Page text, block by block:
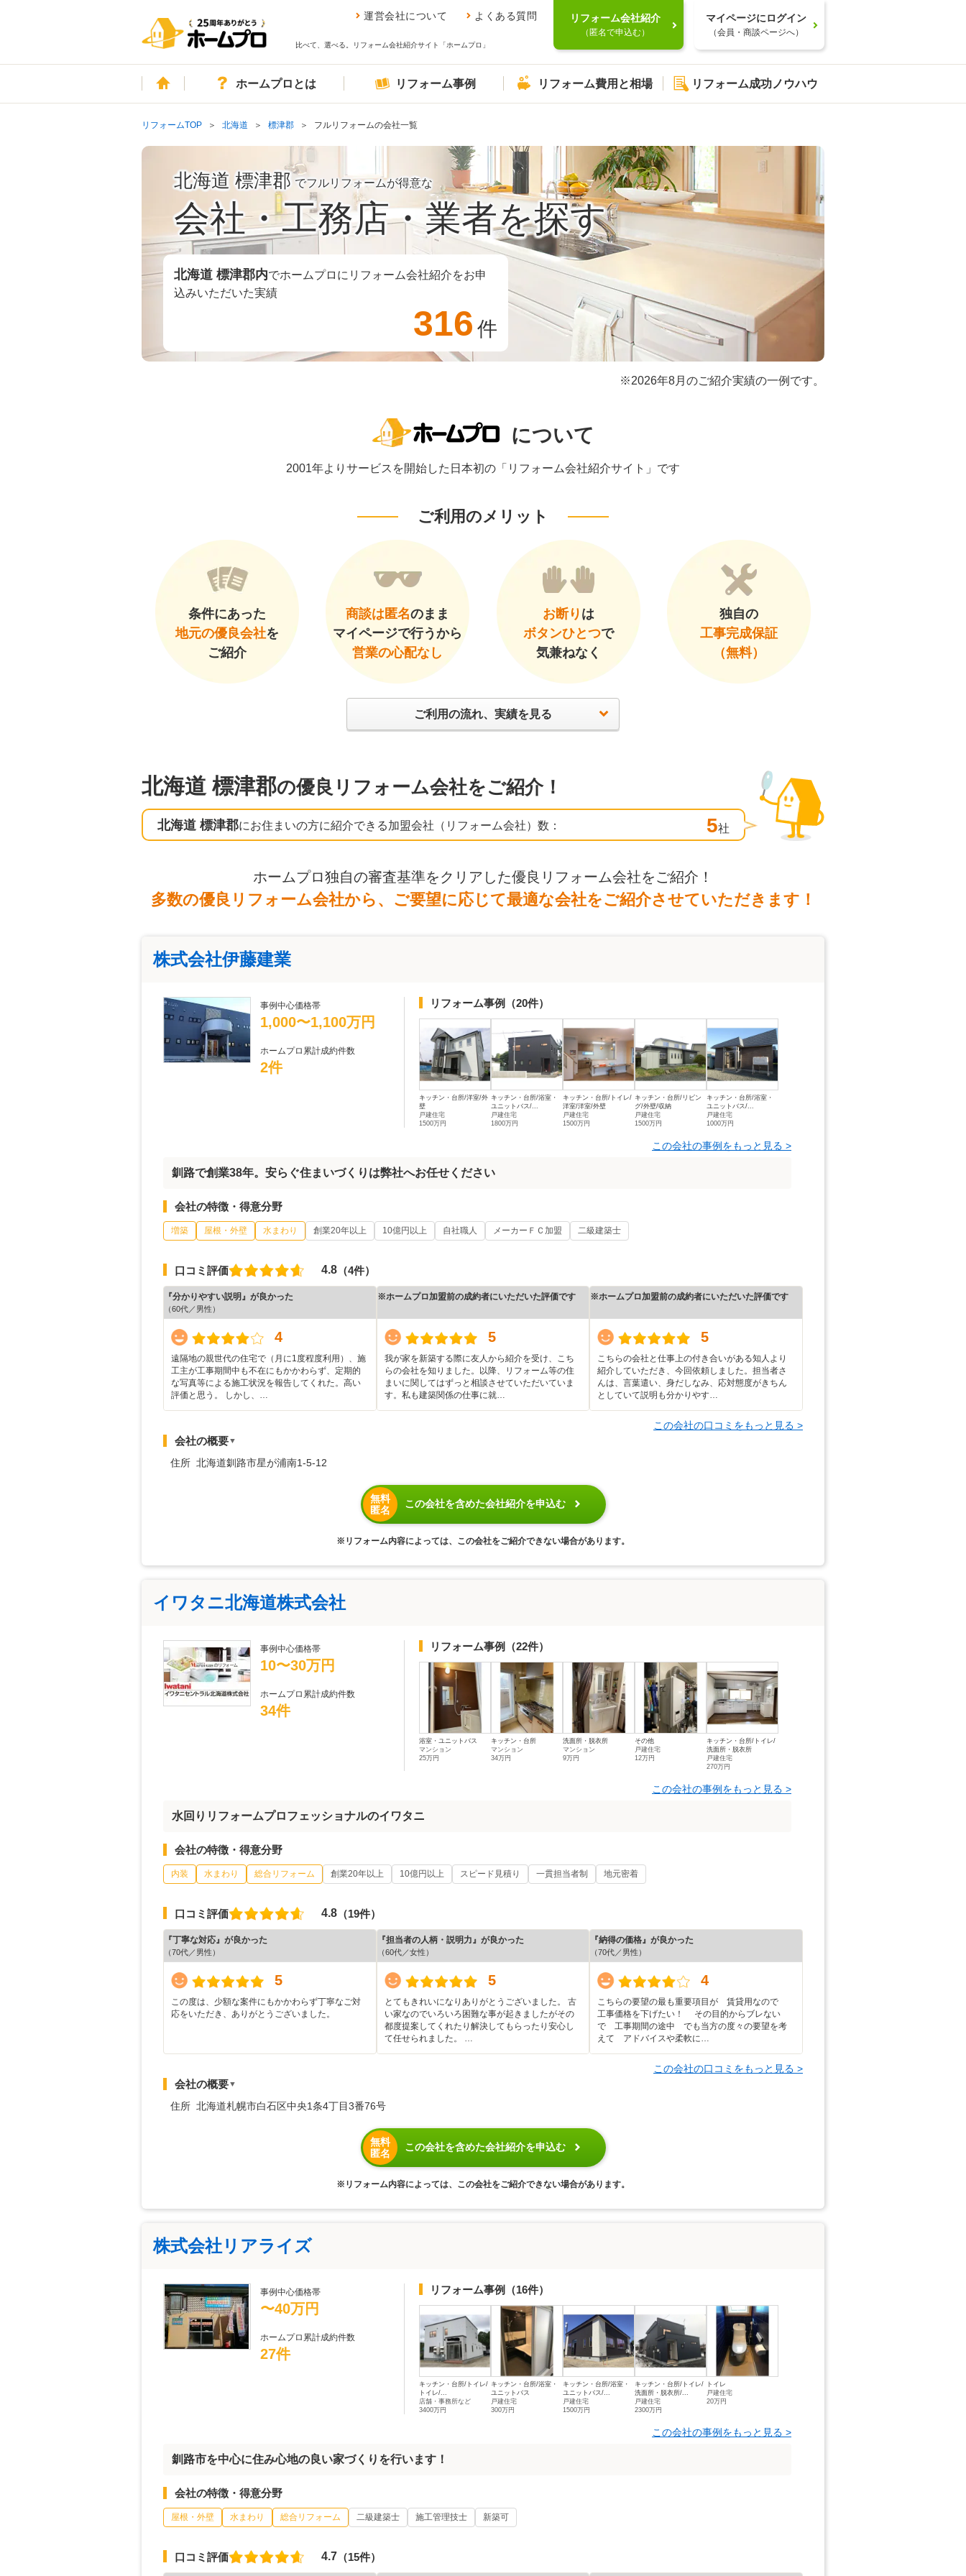
運営会社について よくある質問
比べて、選べる。リフォーム会社紹介サイト「ホームプロ」
リフォーム会社紹介
（匿名で申込む）
マイページにログイン
（会員・商談ページへ）
ホームホームプロとは リフォーム事例 リフォーム費用と相場 リフォーム成功ノウハウ
リフォームTOP 北海道 標津郡 フルリフォームの会社一覧
北海道 標津郡 でフルリフォームが得意な
会社・工務店・業者を探す
北海道 標津郡内でホームプロにリフォーム会社紹介をお申
込みいただいた実績
316 件
※2026年8月のご紹介実績の一例です。
について
2001年よりサービスを開始した日本初の「リフォーム会社紹介サイト」です
ご利用のメリット
条件にあった
地元の優良会社を
ご紹介
商談は匿名のまま
マイページで行うから
営業の心配なし
お断り は
ボタンひとつで
気兼ねなく
独自の
工事完成保証
（無料）
ご利用の流れ、実績を見る
北海道 標津郡の優良リフォーム会社をご紹介！
北海道 標津郡にお住まいの方に紹介できる加盟会社（リフォーム会社）数： 5社
ホームプロ独自の審査基準をクリアした優良リフォーム会社をご紹介！
多数の優良リフォーム会社から、ご要望に応じて最適な会社をご紹介させていただきます！
株式会社伊藤建業
事例中心価格帯
1,000〜1,100万円
ホームプロ累計成約件数
2件
リフォーム事例 （20件）
キッチン・台所/洋室/外
壁
戸建住宅
1500万円
キッチン・台所/浴室・
ユニットバス/...
戸建住宅
1800万円
キッチン・台所/トイレ/
洋室/洋室/外壁
戸建住宅
1500万円
キッチン・台所/リビン
グ/外壁/収納
戸建住宅
1500万円
キッチン・台所/浴室・
ユニットバス/...
戸建住宅
1000万円
この会社の事例をもっと見る >
釧路で創業38年。安らぐ住まいづくりは弊社へお任せください
会社の特徴・得意分野
増築 屋根・外壁 水まわり 創業20年以上 10億円以上 自社職人 メーカーＦＣ加盟 二級建築士
口コミ評価 4.8 （4件）
『分かりやすい説明』が良かった
（60代／男性）
4
遠隔地の親世代の住宅で（月に1度程度利用）、施
工主が工事期間中も不在にもかかわらず、定期的
な写真等による施工状況を報告してくれた。高い
評価と思う。 しかし、…
※ホームプロ加盟前の成約者にいただいた評価です
5
我が家を新築する際に友人から紹介を受け、こち
らの会社を知りました。以降、リフォーム等の住
まいに関してはずっと相談させていただいていま
す。私も建築関係の仕事に就…
※ホームプロ加盟前の成約者にいただいた評価です
5
こちらの会社と仕事上の付き合いがある知人より
紹介していただき、今回依頼しました。担当者さ
んは、言葉遣い、身だしなみ、応対態度がきちん
としていて説明も分かりやす…
この会社の口コミをもっと見る >
会社の概要▼
住所 北海道釧路市星が浦南1-5-12
無料
匿名
この会社を含めた会社紹介を申込む
※リフォーム内容によっては、この会社をご紹介できない場合があります。
イワタニ北海道株式会社
事例中心価格帯
10〜30万円
ホームプロ累計成約件数
34件
リフォーム事例 （22件）
浴室・ユニットバス
マンション
25万円
キッチン・台所
マンション
34万円
洗面所・脱衣所
マンション
9万円
その他
戸建住宅
12万円
キッチン・台所/トイレ/
洗面所・脱衣所
戸建住宅
270万円
この会社の事例をもっと見る >
水回りリフォームプロフェッショナルのイワタニ
会社の特徴・得意分野
内装 水まわり 総合リフォーム 創業20年以上 10億円以上 スピード見積り 一貫担当者制 地元密着
口コミ評価 4.8 （19件）
『丁寧な対応』が良かった
（70代／男性）
5
この度は、少額な案件にもかかわらず丁寧なご対
応をいただき、ありがとうございました。
『担当者の人柄・説明力』が良かった
（60代／女性）
5
とてもきれいになりありがとうございました。 古
い家なのでいろいろ困難な事が起きましたがその
都度提案してくれたり解決してもらったり安心し
て任せられました。 …
『納得の価格』が良かった
（70代／男性）
4
こちらの要望の最も重要項目が 賃貸用なので
工事価格を下げたい！ その目的からブレない
で 工事期間の途中 でも当方の度々の要望を考
えて アドバイスや柔軟に…
この会社の口コミをもっと見る >
会社の概要▼
住所 北海道札幌市白石区中央1条4丁目3番76号
無料
匿名
この会社を含めた会社紹介を申込む
※リフォーム内容によっては、この会社をご紹介できない場合があります。
株式会社リアライズ
事例中心価格帯
〜40万円
ホームプロ累計成約件数
27件
リフォーム事例 （16件）
キッチン・台所/トイレ/
トイレ/...
店舗・事務所など
3400万円
キッチン・台所/浴室・
ユニットバス
戸建住宅
300万円
キッチン・台所/浴室・
ユニットバス/...
戸建住宅
1500万円
キッチン・台所/トイレ/
洗面所・脱衣所/...
戸建住宅
2300万円
トイレ
戸建住宅
20万円
この会社の事例をもっと見る >
釧路市を中心に住み心地の良い家づくりを行います！
会社の特徴・得意分野
屋根・外壁 水まわり 総合リフォーム 二級建築士 施工管理技士 新築可
口コミ評価 4.7 （15件）